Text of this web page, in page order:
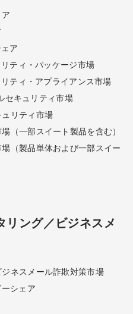
ア
ィ・パッケージ市場
ィ・アプライアンス市場
キュリティ市場
リティ市場
一部スイート製品を含む）
（製品単体および一部スイー
ング／ビジネスメ
ネスメール詐欺対策市場
シェア